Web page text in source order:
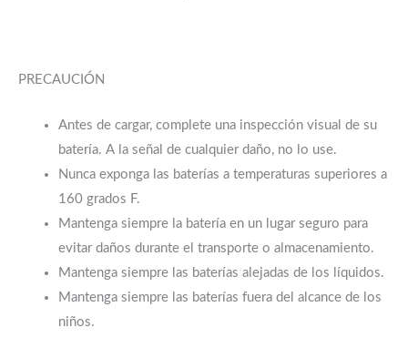
PRECAUCIÓN
Antes de cargar, complete una inspección visual de su
batería. A la señal de cualquier daño, no lo use.
Nunca exponga las baterías a temperaturas superiores a
160 grados F.
Mantenga siempre la batería en un lugar seguro para
evitar daños durante el transporte o almacenamiento.
Mantenga siempre las baterías alejadas de los líquidos.
Mantenga siempre las baterías fuera del alcance de los
niños.